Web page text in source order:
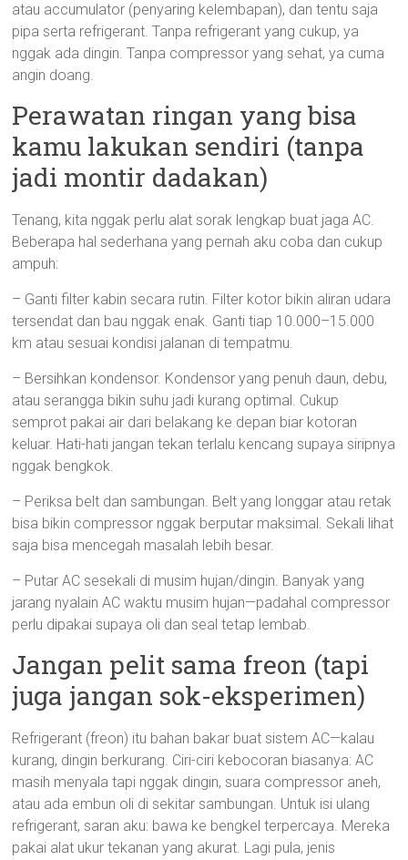
atau accumulator (penyaring kelembapan), dan tentu saja
pipa serta refrigerant. Tanpa refrigerant yang cukup, ya
nggak ada dingin. Tanpa compressor yang sehat, ya cuma
angin doang.
Perawatan ringan yang bisa
kamu lakukan sendiri (tanpa
jadi montir dadakan)
Tenang, kita nggak perlu alat sorak lengkap buat jaga AC.
Beberapa hal sederhana yang pernah aku coba dan cukup
ampuh:
– Ganti filter kabin secara rutin. Filter kotor bikin aliran udara
tersendat dan bau nggak enak. Ganti tiap 10.000–15.000
km atau sesuai kondisi jalanan di tempatmu.
– Bersihkan kondensor. Kondensor yang penuh daun, debu,
atau serangga bikin suhu jadi kurang optimal. Cukup
semprot pakai air dari belakang ke depan biar kotoran
keluar. Hati-hati jangan tekan terlalu kencang supaya siripnya
nggak bengkok.
– Periksa belt dan sambungan. Belt yang longgar atau retak
bisa bikin compressor nggak berputar maksimal. Sekali lihat
saja bisa mencegah masalah lebih besar.
– Putar AC sesekali di musim hujan/dingin. Banyak yang
jarang nyalain AC waktu musim hujan—padahal compressor
perlu dipakai supaya oli dan seal tetap lembab.
Jangan pelit sama freon (tapi
juga jangan sok-eksperimen)
Refrigerant (freon) itu bahan bakar buat sistem AC—kalau
kurang, dingin berkurang. Ciri-ciri kebocoran biasanya: AC
masih menyala tapi nggak dingin, suara compressor aneh,
atau ada embun oli di sekitar sambungan. Untuk isi ulang
refrigerant, saran aku: bawa ke bengkel terpercaya. Mereka
pakai alat ukur tekanan yang akurat. Lagi pula, jenis